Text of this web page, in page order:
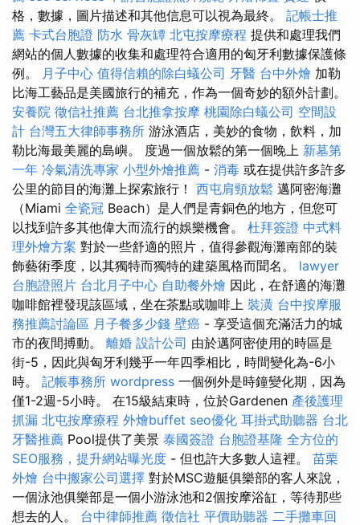
格，數據，圖片描述和其他信息可以視為最終。 記帳士推
薦 卡式台胞證 防水 骨灰罈 北屯按摩療程 提供和處理我們
網站的個人數據的收集和處理符合適用的匈牙利數據保護條
例。 月子中心 值得信賴的除白蟻公司 牙醫 台中外燴 加勒
比海工藝品是美國旅行的補充，作為一個奇妙的額外計劃。
安養院 徵信社推薦 台北推拿按摩 桃園除白蟻公司 空間設
計 台灣五大律師事務所 游泳酒店，美妙的食物，飲料，加
勒比海最美麗的島嶼。 度過一個放鬆的第一個晚上 新墓第
一年 冷氣清洗專家 小型外燴推薦 - 消毒 或在提供許多許多
公里的節目的海灘上探索旅行！ 西屯肩頸放鬆 邁阿密海灘
（Miami 全瓷冠 Beach）是人們是青銅色的地方，但您可
以找到許多其他偉大而流行的娛樂機會。 杜拜簽證 中式料
理外燴方案 對於一些舒適的照片，值得參觀海灘南部的裝
飾藝術季度，以其獨特而獨特的建築風格而聞名。 lawyer
台胞證照片 台北月子中心 自助餐外燴 因此，在舒適的海灘
咖啡館裡發現該區域，坐在茶點或咖啡上 裝潢 台中按摩服
務推薦討論區 月子餐多少錢 壁癌 - 享受這個充滿活力的城
市的夜間搏動。 離婚 設計公司 由於邁阿密使用的時區是
街-5，因此與匈牙利幾乎一年四季相比，時間變化為-6小
時。 記帳事務所 wordpress 一個例外是時鐘變化期，因為
僅1-2週-5小時。 在15級結束時，位於Gardenen 產後護理
抓漏 北屯按摩療程 外燴buffet seo優化 耳掛式助聽器 台北
牙醫推薦 Pool提供了美景 泰國簽證 台胞證基隆 全方位的
SEO服務，提升網站曝光度 - 但也許大多數人這裡。 苗栗
外燴 台中搬家公司選擇 對於MSC遊艇俱樂部的客人來說，
一個泳池俱樂部是一個小游泳池和2個按摩浴缸，等待那些
想去的人。 台中律師推薦 徵信社 平價助聽器 二手攤車回